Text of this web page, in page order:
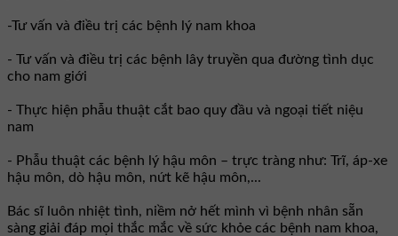
-Tư vấn và điều trị các bệnh lý nam khoa
- Tư vấn và điều trị các bệnh lây truyền qua đường tình dục
cho nam giới
- Thực hiện phẫu thuật cắt bao quy đầu và ngoại tiết niệu
nam
- Phẫu thuật các bệnh lý hậu môn – trực tràng như: Trĩ, áp-xe
hậu môn, dò hậu môn, nứt kẽ hậu môn,...
Bác sĩ luôn nhiệt tình, niềm nở hết mình vì bệnh nhân sẵn
sàng giải đáp mọi thắc mắc về sức khỏe các bệnh nam khoa,